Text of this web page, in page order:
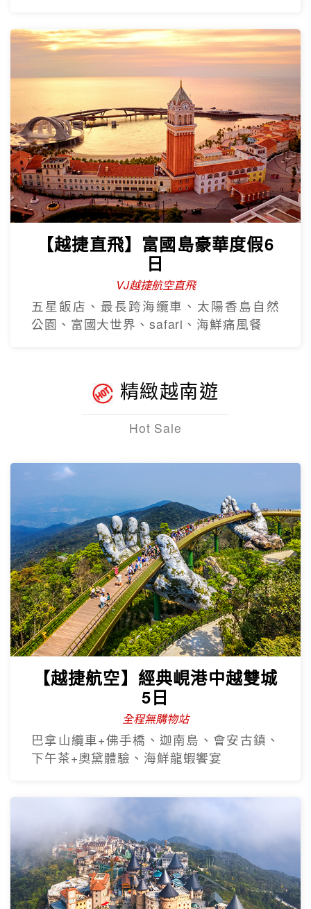
【越捷直飛】富國島豪華度假6
日
VJ越捷航空直飛
五星飯店、最長跨海纜車、太陽香島自然
公園、富國大世界、safari、海鮮痛風餐
精緻越南遊
Hot Sale
【越捷航空】經典峴港中越雙城
5日
全程無購物站
巴拿山纜車+佛手橋、迦南島、會安古鎮、
下午茶+奧黛體驗、海鮮龍蝦饗宴